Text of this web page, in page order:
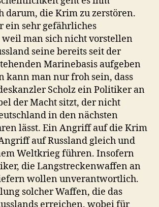
darum, die Krim zu zerstören.
ein sehr gefährliches
man sich nicht vorstellen
seine bereits seit der
Marinebasis aufgeben
kann man nur froh sein, dass
Scholz ein Politiker an
der Macht sitzt, der nicht
in den nächsten
lässt. Ein Angriff auf die Krim
auf Russland gleich und
Weltkrieg führen. Insofern
die Langstreckenwaffen an
wollen unverantwortlich.
solcher Waffen, die das
erreichen, wobei für